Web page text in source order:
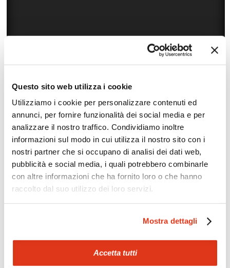
Questo sito web utilizza i cookie
Utilizziamo i cookie per personalizzare contenuti ed
annunci, per fornire funzionalità dei social media e per
analizzare il nostro traffico. Condividiamo inoltre
informazioni sul modo in cui utilizza il nostro sito con i
nostri partner che si occupano di analisi dei dati web,
pubblicità e social media, i quali potrebbero combinarle
con altre informazioni che ha fornito loro o che hanno
raccolto dal suo utilizzo dei loro servizi.
Mostra dettagli
Accetta tutti
Minimize map
Offerte
Quotazioni di alcune proposte di viaggio, modificabili su
richiesta
Scopri i prezzi »
Condividi con gli altri viaggiatori le tue esperienze e scambia
consigli e suggerimenti sulle tue località preferite.